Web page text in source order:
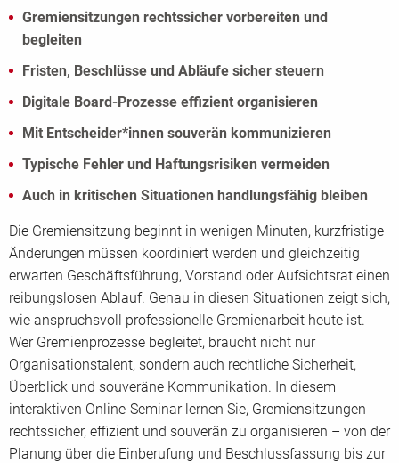
Gremiensitzungen rechtssicher vorbereiten und
begleiten
Fristen, Beschlüsse und Abläufe sicher steuern
Digitale Board-Prozesse effizient organisieren
Mit Entscheider*innen souverän kommunizieren
Typische Fehler und Haftungsrisiken vermeiden
Auch in kritischen Situationen handlungsfähig bleiben
Die Gremiensitzung beginnt in wenigen Minuten, kurzfristige
Änderungen müssen koordiniert werden und gleichzeitig
erwarten Geschäftsführung, Vorstand oder Aufsichtsrat einen
reibungslosen Ablauf. Genau in diesen Situationen zeigt sich,
wie anspruchsvoll professionelle Gremienarbeit heute ist.
Wer Gremienprozesse begleitet, braucht nicht nur
Organisationstalent, sondern auch rechtliche Sicherheit,
Überblick und souveräne Kommunikation. In diesem
interaktiven Online-Seminar lernen Sie, Gremiensitzungen
rechtssicher, effizient und souverän zu organisieren – von der
Planung über die Einberufung und Beschlussfassung bis zur